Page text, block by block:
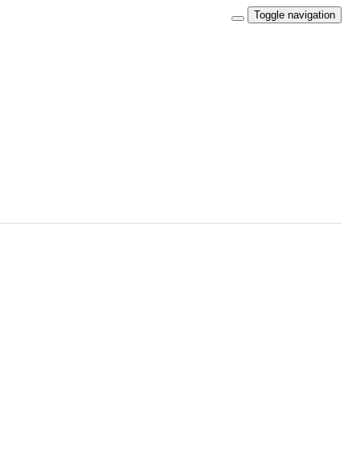
Toggle navigation